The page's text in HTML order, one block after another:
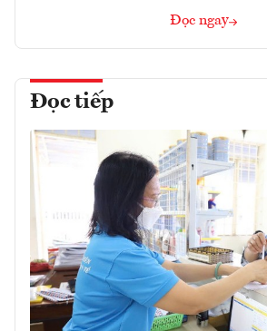
Đọc ngay
Đọc tiếp